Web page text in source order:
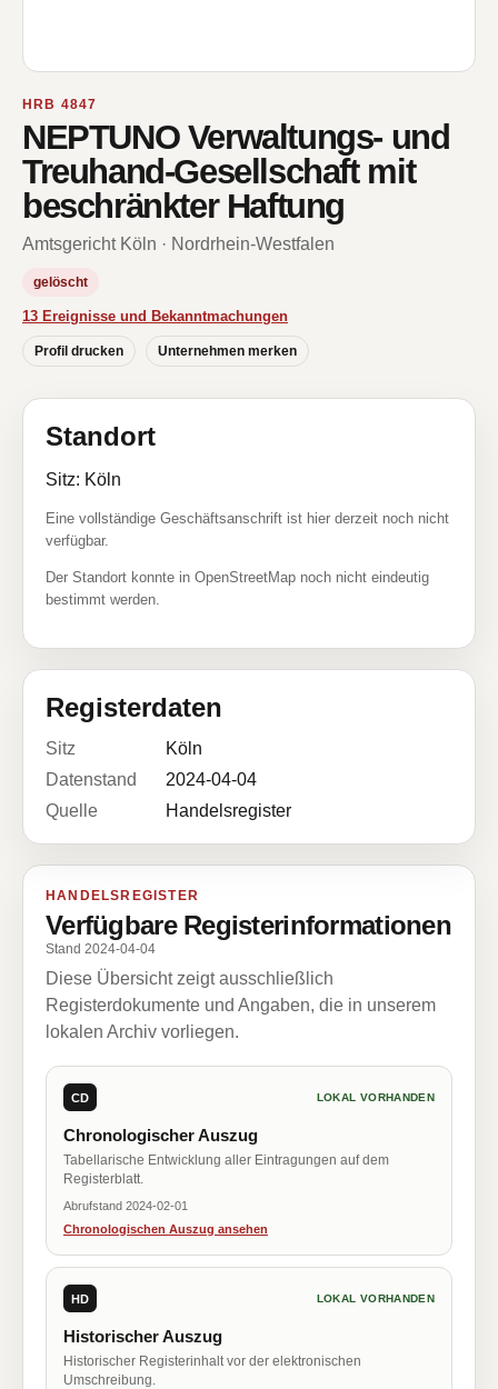
HRB 4847
NEPTUNO Verwaltungs- und
Treuhand-Gesellschaft mit
beschränkter Haftung
Amtsgericht Köln · Nordrhein-Westfalen
gelöscht
13 Ereignisse und Bekanntmachungen
Profil drucken Unternehmen merken
Standort
Sitz: Köln
Eine vollständige Geschäftsanschrift ist hier derzeit noch nicht
verfügbar.
Der Standort konnte in OpenStreetMap noch nicht eindeutig
bestimmt werden.
Registerdaten
Sitz
Köln
Datenstand
2024-04-04
Quelle
Handelsregister
HANDELSREGISTER
Verfügbare Registerinformationen
Stand 2024-04-04
Diese Übersicht zeigt ausschließlich
Registerdokumente und Angaben, die in unserem
lokalen Archiv vorliegen.
CD LOKAL VORHANDEN
Chronologischer Auszug
Tabellarische Entwicklung aller Eintragungen auf dem
Registerblatt.
Abrufstand 2024-02-01
Chronologischen Auszug ansehen
HD LOKAL VORHANDEN
Historischer Auszug
Historischer Registerinhalt vor der elektronischen
Umschreibung.